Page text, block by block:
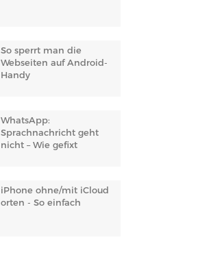
So sperrt man die
Webseiten auf Android-
Handy
WhatsApp:
Sprachnachricht geht
nicht – Wie gefixt
iPhone ohne/mit iCloud
orten - So einfach